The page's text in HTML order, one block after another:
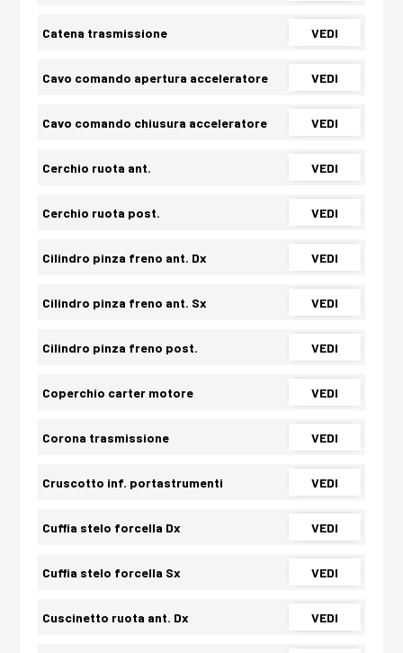
Catena trasmissione VEDI
Cavo comando apertura acceleratore VEDI
Cavo comando chiusura acceleratore VEDI
Cerchio ruota ant. VEDI
Cerchio ruota post. VEDI
Cilindro pinza freno ant. Dx VEDI
Cilindro pinza freno ant. Sx VEDI
Cilindro pinza freno post. VEDI
Coperchio carter motore VEDI
Corona trasmissione VEDI
Cruscotto inf. portastrumenti VEDI
Cuffia stelo forcella Dx VEDI
Cuffia stelo forcella Sx VEDI
Cuscinetto ruota ant. Dx VEDI